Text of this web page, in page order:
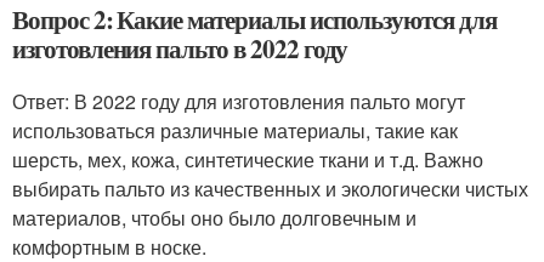
Вопрос 2: Какие материалы используются для
изготовления пальто в 2022 году
Ответ: В 2022 году для изготовления пальто могут
использоваться различные материалы, такие как
шерсть, мех, кожа, синтетические ткани и т.д. Важно
выбирать пальто из качественных и экологически чистых
материалов, чтобы оно было долговечным и
комфортным в носке.